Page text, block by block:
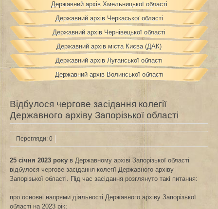
Державний архів Хмельницької області
Державний архів Черкаської області
Державний архів Чернівецької області
Державний архів міста Києва (ДАК)
Державний архів Луганської області
Державний архів Волинської області
Відбулося чергове засідання колегії
Державного архіву Запорізької області
Перегляди: 0
25 січня 2023 року в Державному архіві Запорізької області
відбулося чергове засідання колегії Державного архіву
Запорізької області. Під час засідання розглянуто такі питання:
про основні напрями діяльності Державного архіву Запорізької
області на 2023 рік;